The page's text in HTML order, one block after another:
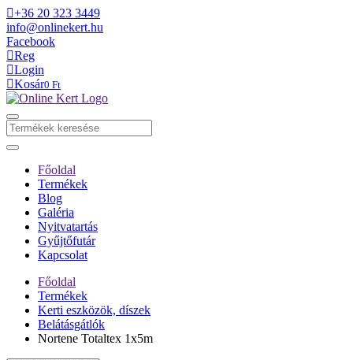
+36 20 323 3449
info@onlinekert.hu
Facebook
Reg
Login
Kosár0 Ft
Főoldal
Termékek
Blog
Galéria
Nyitvatartás
Gyűjtőfutár
Kapcsolat
Főoldal
Termékek
Kerti eszközök, díszek
Belátásgátlók
Nortene Totaltex 1x5m